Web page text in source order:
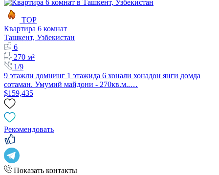
TOP
Квартира 6 комнат
Ташкент, Узбекистан
6
270 м²
1/9
9 этажли домнинг 1 этажида 6 хонали хонадон янги домда
сотаман. Умумий майдони - 270кв.м..…
$159,435
Рекомендовать
Показать контакты